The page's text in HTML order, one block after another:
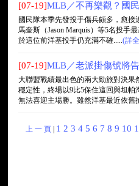
[07-19]MLB／不再樂觀？國
國民隊本季先發投手傷兵頗多，愈
馬奎斯（Jason Marquis）等5名投手
於這位前洋基投手仍充滿不確.....(詳
[07-19]MLB／老派掛傷號將
大聯盟戰績最出色的兩大勁旅對決
穩定性，終場以9比5保住這回與坦帕
無法喜迎主場勝。雖然洋基最近依舊
上 一 頁| 1 2 3 4 5 6 7 8 9 10